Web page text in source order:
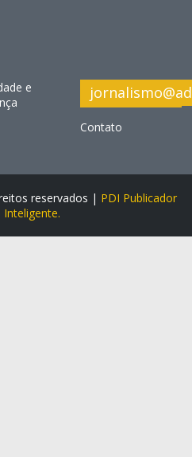
e
Contato
reservados | PDI Publicador
Inteligente.